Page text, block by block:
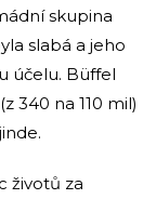
skupina
slabá a jeho
účelu. Büffel
340 na 110 mil)
životů za